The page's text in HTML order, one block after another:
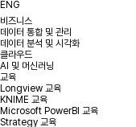
ENG
비즈니스
데이터 통합 및 관리
데이터 분석 및 시각화
클라우드
AI 및 머신러닝
교육
Longview 교육
KNIME 교육
Microsoft PowerBI 교육
Strategy 교육